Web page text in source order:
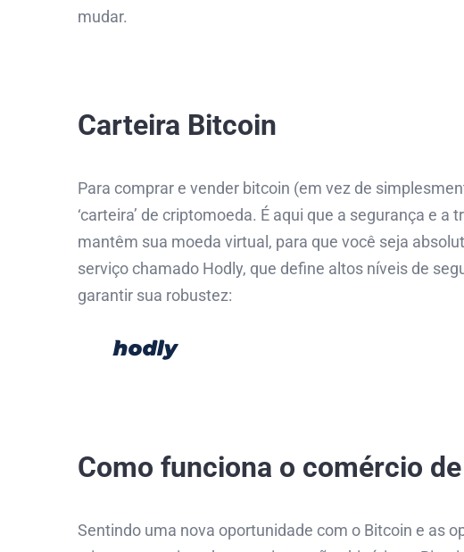
mudar.
Carteira Bitcoin
Para comprar e vender bitcoin (em vez de
‘carteira’ de criptomoeda. É aqui que a segurança e
mantêm sua moeda virtual, para que você seja
serviço chamado Hodly, que define altos níveis de
garantir sua robustez:
Como funciona o comércio
Sentindo uma nova oportunidade com o Bitcoin e as